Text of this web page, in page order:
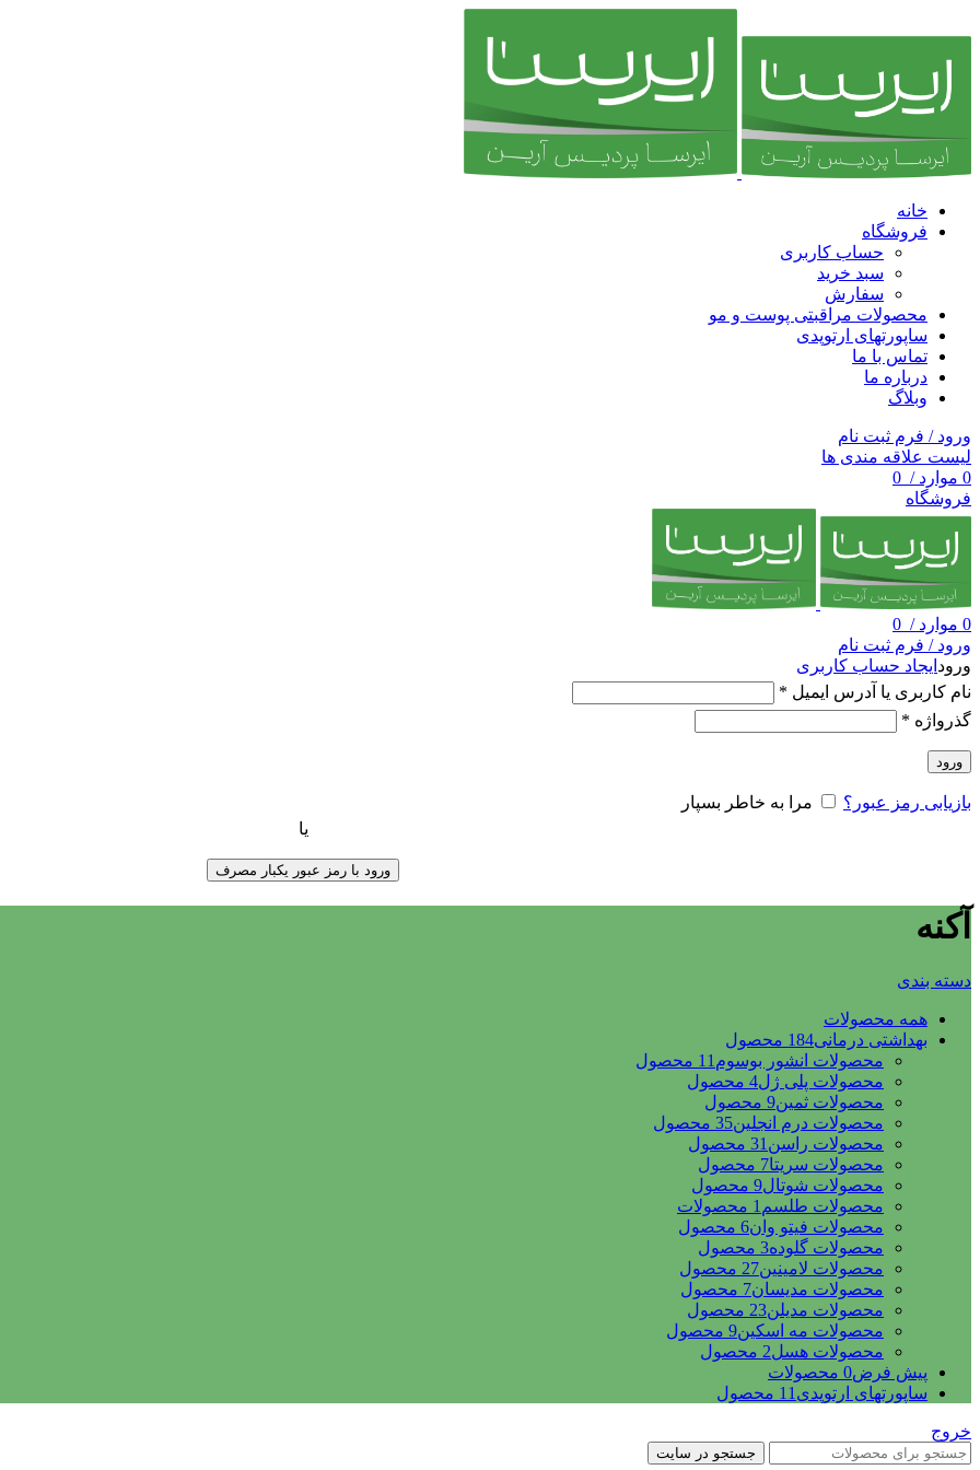
خانه
فروشگاه
حساب کاربری
سبد خرید
سفارش
محصولات مراقبتی پوست و مو
ساپورتهای ارتوپدی
تماس با ما
درباره ما
وبلاگ
ورود / فرم ثبت نام
لیست علاقه مندی ها
0 موارد /
فروشگاه
0 موارد /
ورود / فرم ثبت نام
ورود ایجاد حساب کاربری
نام کاربری یا آدرس ایمیل *
گذرواژه *
ورود
بازیابی رمز عبور؟
مرا به خاطر بسپار
یا
ورود با رمز عبور یکبار مصرف
آکنه
دسته بندی
همه محصولات
بهداشتی درمانی184 محصول
محصولات انشور بوسوم 11 محصول
محصولات پلی ژل4 محصول
محصولات ثمین9 محصول
محصولات درم انجلین35 محصول
محصولات راسن 31 محصول
محصولات سریتا7 محصول
محصولات شوتال9 محصول
محصولات طلسم 1 محصولات
محصولات فیتو وان6 محصول
محصولات گلوده3 محصول
محصولات لامینین27 محصول
محصولات مدیسان7 محصول
محصولات مدیلن23 محصول
محصولات مه اسکین9 محصول
محصولات هسل2 محصول
پیش فرض0 محصولات
ساپورتهای ارتوپدی 11 محصول
خروج
جستجو در سایت